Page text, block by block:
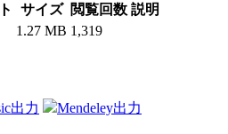
サイズ 閲覧回数 説明
1.27 MB 1,319
出力 Mendeley出力